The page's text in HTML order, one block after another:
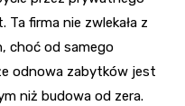
firma nie zwlekała z
choć od samego
odnowa zabytków jest
niż budowa od zera.